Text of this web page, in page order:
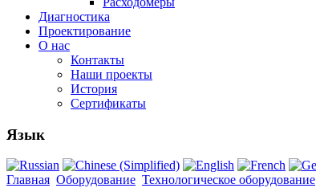
Диагностика
Проектирование
О нас
Контакты
Наши проекты
История
Сертификаты
Язык
Главная Оборудование Технологическое оборудование